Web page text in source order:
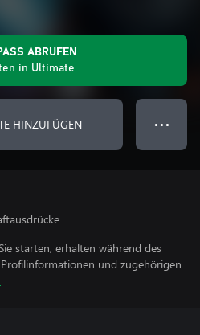
ABRUFEN
in Ultimate
HINZUFÜGEN ● ● ●
starten, erhalten während des
und zugehörigen